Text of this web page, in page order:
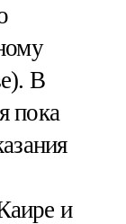
В
пока
и